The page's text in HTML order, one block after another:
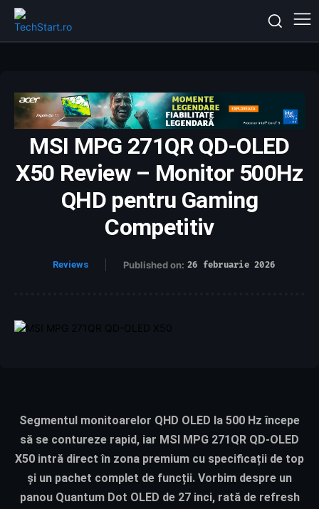
MSI MPG 271QR QD-OLED
X50 Review – Monitor 500Hz
QHD pentru Gaming
Competitiv
Reviews Published on: 26 februarie 2026
Segmentul monitoarelor QHD OLED la 500 Hz începe
să se contureze rapid, iar MSI MPG 271QR QD-OLED
X50 intră direct în zona premium cu specificații de top
și un pachet complet de funcții. Vorbim despre un
panou Quantum Dot OLED de 27 inci, rată de refresh